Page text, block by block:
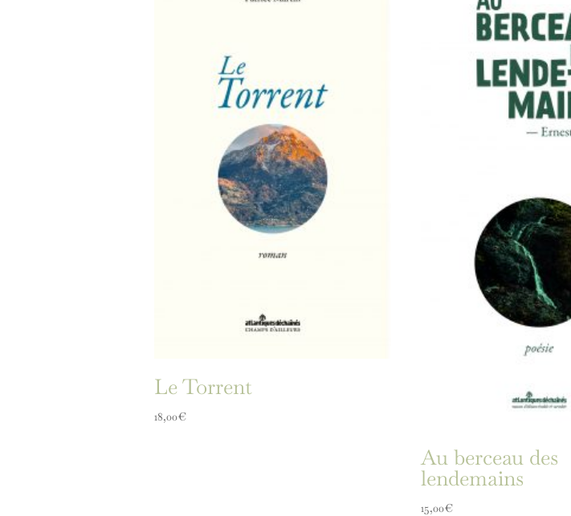
Le Torrent
18,00€
Au berceau des
lendemains
15,00€